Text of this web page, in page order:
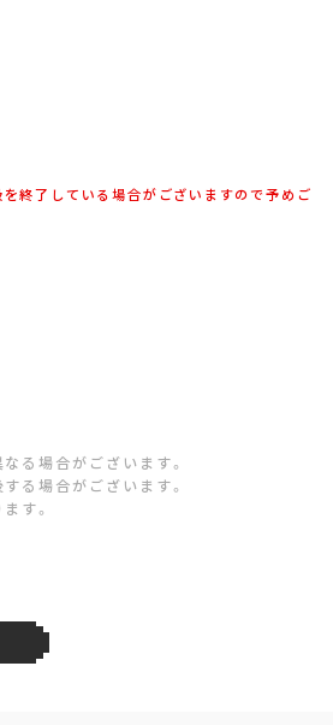
終了している場合がございますので予めご
る場合がございます。
る場合がございます。
す。